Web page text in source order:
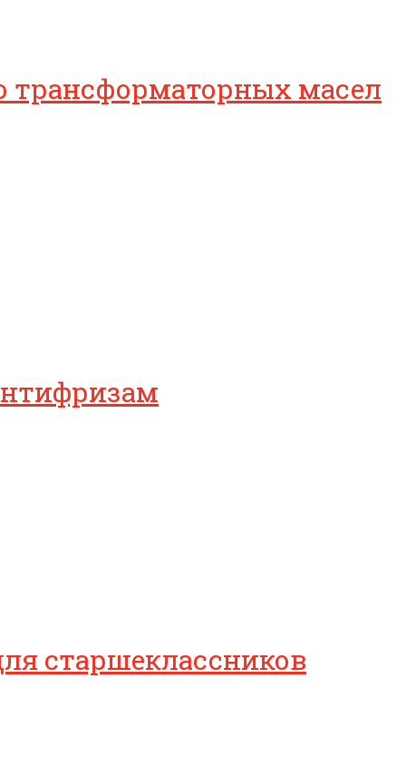
трансформаторных масел
старшеклассников